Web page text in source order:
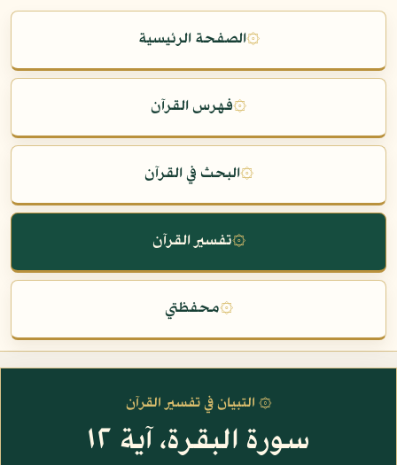
۞الصفحة الرئيسية
۞فهرس القرآن
۞البحث في القرآن
۞تفسير القرآن
۞محفظتي
۞ التبيان في تفسير القرآن
سورة البقرة، آية ١٢